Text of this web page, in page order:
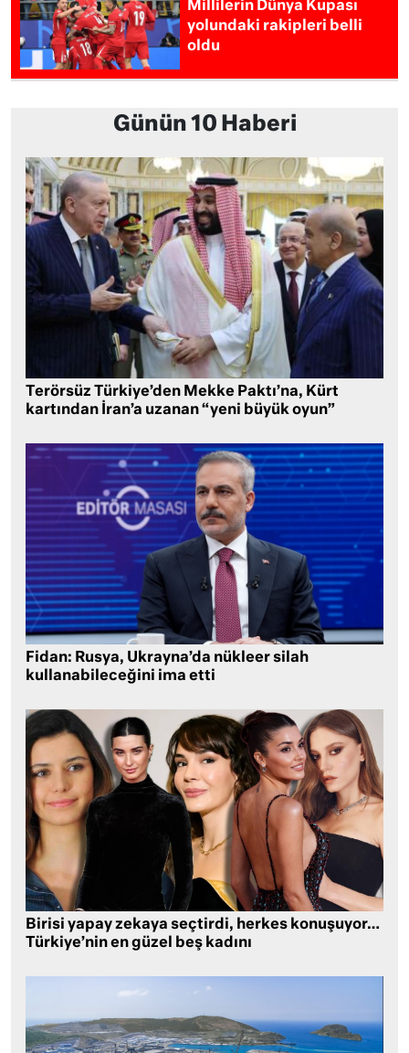
Millilerin Dünya Kupası
yolundaki rakipleri belli
oldu
Günün 10 Haberi
Terörsüz Türkiye’den Mekke Paktı’na, Kürt
kartından İran’a uzanan “yeni büyük oyun”
Fidan: Rusya, Ukrayna’da nükleer silah
kullanabileceğini ima etti
Birisi yapay zekaya seçtirdi, herkes konuşuyor…
Türkiye’nin en güzel beş kadını